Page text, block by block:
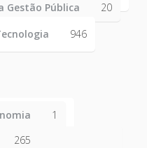
Gestão Pública
20
946
1
265